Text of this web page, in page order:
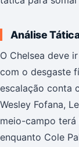
Análise
O Chelsea deve
com o desgaste
escalação conta
Wesley Fofana,
meio-campo terá
enquanto Cole